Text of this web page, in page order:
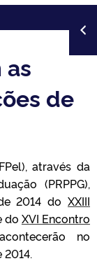
as
de
através da
(PRPPG),
2014 do XXIII
do XVI Encontro
no